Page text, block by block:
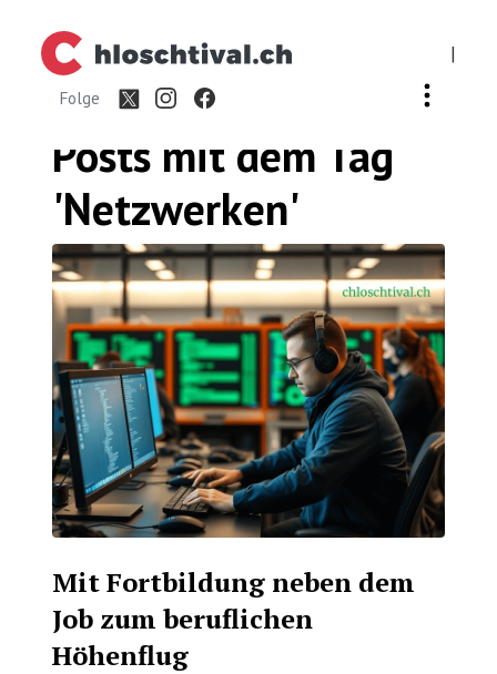
|
Folge
Posts mit dem Tag
'Netzwerken'
Mit Fortbildung neben dem
Job zum beruflichen
Höhenflug